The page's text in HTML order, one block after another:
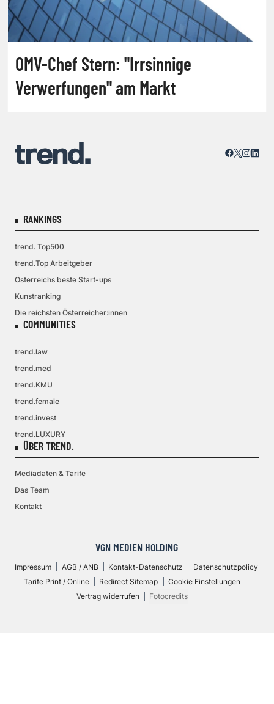
OMV-Chef Stern: "Irrsinnige
Verwerfungen" am Markt
RANKINGS
trend. Top500
trend.Top Arbeitgeber
Österreichs beste Start-ups
Kunstranking
Die reichsten Österreicher:innen
COMMUNITIES
trend.law
trend.med
trend.KMU
trend.female
trend.invest
trend.LUXURY
ÜBER TREND.
Mediadaten & Tarife
Das Team
Kontakt
VGN MEDIEN HOLDING
Impressum AGB / ANB Kontakt-Datenschutz
Datenschutzpolicy
Tarife Print / Online
Redirect Sitemap
Cookie Einstellungen
Vertrag widerrufen
Fotocredits